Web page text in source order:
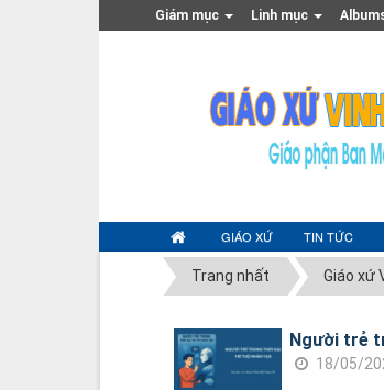
Giám mục Linh mục
GIÁO XỨ TIN TỨC
Trang nhất Giáo xứ
Người trẻ
18/05/